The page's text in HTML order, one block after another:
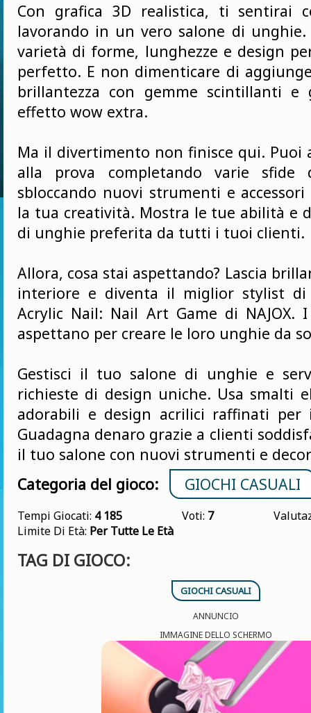
Con grafica 3D realistica, ti sentirai
lavorando in un vero salone di
varietà di forme, lunghezze e design
perfetto. E non dimenticare di
brillantezza con gemme scintillanti
effetto wow extra.
Ma il divertimento non finisce qui. Puoi
alla prova completando varie
sbloccando nuovi strumenti e
la tua creatività. Mostra le tue abilità e
di unghie preferita da tutti i tuoi clienti.
Allora, cosa stai aspettando? Lascia
interiore e diventa il miglior stylist
Acrylic Nail: Nail Art Game di
aspettano per creare le loro unghie da
Gestisci il tuo salone di unghie e
richieste di design uniche. Usa smalti
adorabili e design acrilici raffinati per
Guadagna denaro grazie a clienti
il tuo salone con nuovi strumenti e
Categoria del gioco:
GIOCHI CASUALI
Tempi Giocati: 4 185 Voti: 7
Limite Di Età: Per Tutte Le Età
TAG DI GIOCO:
GIOCHI CASUALI
ANNUNCIO
IMMAGINE DELLO SCHERMO